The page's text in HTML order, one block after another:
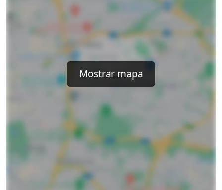
Mostrar mapa